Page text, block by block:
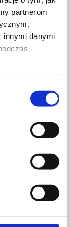
partnerom
innymi danymi
”